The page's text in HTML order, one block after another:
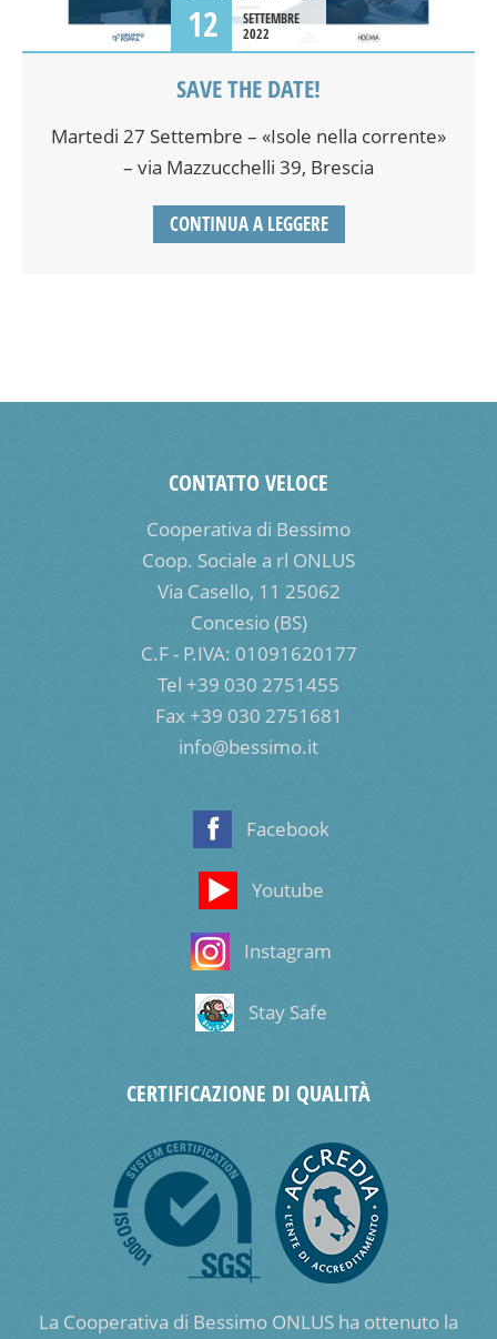
12
SETTEMBRE
2022
SAVE THE DATE!
Martedi 27 Settembre – «Isole nella corrente»
– via Mazzucchelli 39, Brescia
CONTINUA A LEGGERE
CONTATTO VELOCE
Cooperativa di Bessimo
Coop. Sociale a rl ONLUS
Via Casello, 11 25062
Concesio (BS)
C.F - P.IVA: 01091620177
Tel +39 030 2751455
Fax +39 030 2751681
info@bessimo.it
Facebook
Youtube
Instagram
Stay Safe
CERTIFICAZIONE DI QUALITÀ
La Cooperativa di Bessimo ONLUS ha ottenuto la